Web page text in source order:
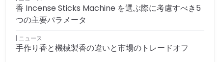
香 Incense Sticks Machine を選ぶ際に考慮すべき5
つの主要パラメータ
ニュース
手作り香と機械製香の違いと市場のトレードオフ